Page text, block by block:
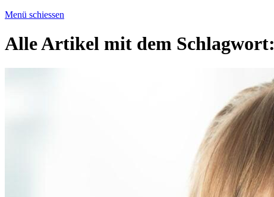
Menü schiessen
Alle Artikel mit dem Schlagwort: